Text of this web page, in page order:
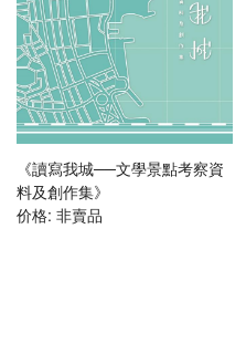
出版
香港文學資料庫
相关连结
《讀寫我城──文學景點考察資
料及創作集》
价格: 非賣品